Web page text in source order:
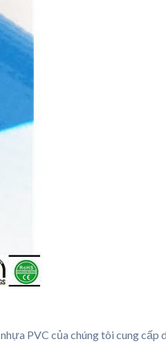
PVC của chúng tôi cung cấp